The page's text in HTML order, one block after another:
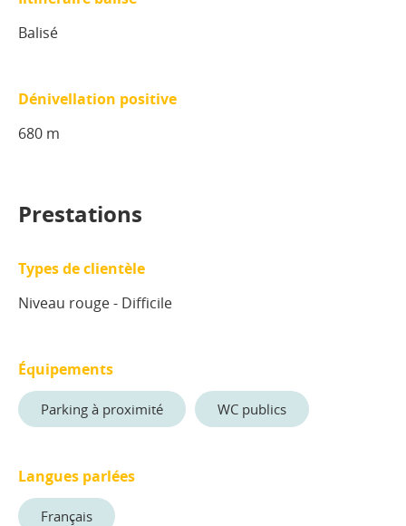
Balisé
Dénivellation positive
680 m
Prestations
Types de clientèle
Niveau rouge - Difficile
Équipements
Parking à proximité WC publics
Langues parlées
Français